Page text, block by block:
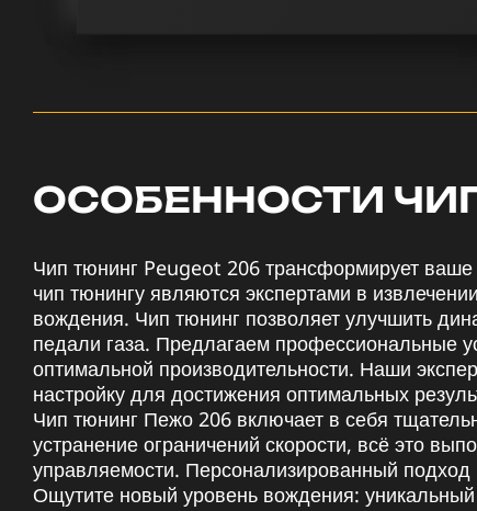
ОСОБЕННОСТИ ЧИП
Чип тюнинг Peugeot 206 трансформирует
чип тюнингу являются экспертами в
вождения. Чип тюнинг позволяет улучшить
педали газа. Предлагаем профессиональные
оптимальной производительности. Наши
настройку для достижения оптимальных
Чип тюнинг Пежо 206 включает в себя
устранение ограничений скорости, всё это
управляемости. Персонализированный
Ощутите новый уровень вождения: